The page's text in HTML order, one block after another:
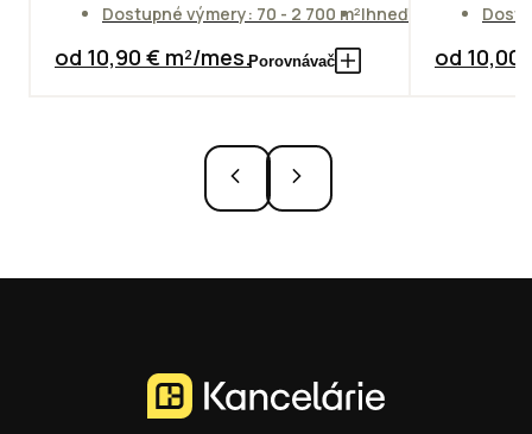
Dostupné výmery: 70 - 2 700 m²Ihneď
od 10,90 € m²/mes.Porovnávač od 10,00